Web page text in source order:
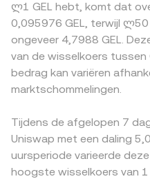
status van
tot abrupte veranderingen
technische
funding rates op
on‑chain verplaatsingen
liquiditeitsschokken op
swaps verschuiven deze
prijs. Deze spotprijzen
aggregators en
UNI/GEL‑notering, waarbij
liquide quotes de grootste
discount op USDT werkt
UNI/GEL‑notering.
factoren kunnen eveneens
kortingen, bijvoorbeeld
Uniswap‑gerelateerde
regio’s verschilt.
prijsverschillen te
transactiekosten,
voorkomen dat de UNI/
permanent identiek is.
ლ1 GEL hebt, komt dat
0,095976 GEL, terwijl ლ50
ongeveer 4,7988 GEL.
van de wisselkoers tussen
bedrag kan variëren
marktschommelingen.
Tijdens de afgelopen 7
Uniswap met een daling
uursperiode varieerde
hoogste wisselkoers van 1